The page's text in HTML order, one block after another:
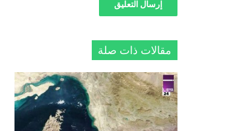
مقالات ذات صلة